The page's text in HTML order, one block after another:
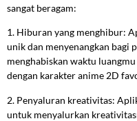
sangat beragam:
1. Hiburan yang menghibur:
unik dan menyenangkan bagi
menghabiskan waktu
dengan karakter anime 2D
2. Penyaluran kreativitas:
untuk menyalurkan